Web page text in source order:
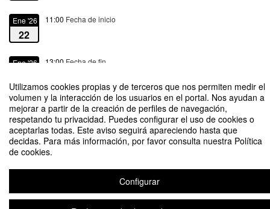
Utilizamos cookies propias y de terceros que nos permiten medir el
volumen y la interacción de los usuarios en el portal. Nos ayudan a
mejorar a partir de la creación de perfiles de navegación,
respetando tu privacidad. Puedes configurar el uso de cookies o
aceptarlas todas. Este aviso seguirá apareciendo hasta que
decidas. Para más información, por favor consulta nuestra Política
de cookies.
Configurar
Ene '26
22
11:00 Fecha de inicio
Ene '26 13:00 Fecha de fin
7ª SESIÓN Ciclo Distancias Cortas. VIDA
Plataforma de organización de eventos Symposium